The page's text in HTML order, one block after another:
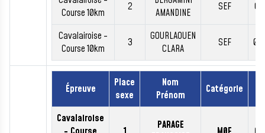
Course 10km
2
AMANDINE
SEF
Cavalairoise -
Course 10km
3
GOURLAOUEN
CLARA
SEF
Épreuve
Place
sexe
Nom
Prénom
Catégorie
Cavalairoise
PARAGE